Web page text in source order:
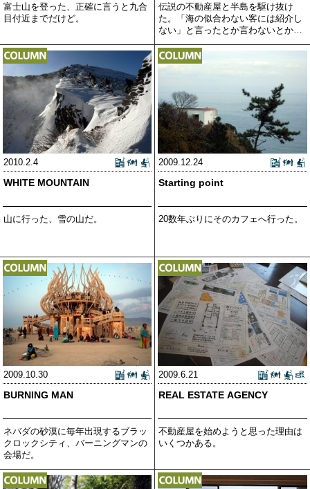
富士山を登った、正確に言うと九合
目付近までだけど。
伝説の不動産屋と半島を駆け抜け
た。「海の似合わない客には紹介し
ない」と言ったとか言わないとか…
2010.2.4
WHITE MOUNTAIN
山に行った、雪の山だ。
2009.12.24
Starting point
20数年ぶりにそのカフェへ行った。
2009.10.30
BURNING MAN
ネバダの砂漠に毎年出現するブラッ
クロックシティ、バーニングマンの
会場だ。
2009.6.21
REAL ESTATE AGENCY
不動産屋を始めようと思った理由は
いくつかある。